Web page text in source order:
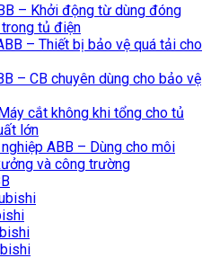
– Khởi động từ dùng đóng
tủ điện
– Thiết bị bảo vệ quá tải cho
– CB chuyên dùng cho bảo vệ
cắt không khi tổng cho tủ
lớn
ABB – Dùng cho môi
và công trường